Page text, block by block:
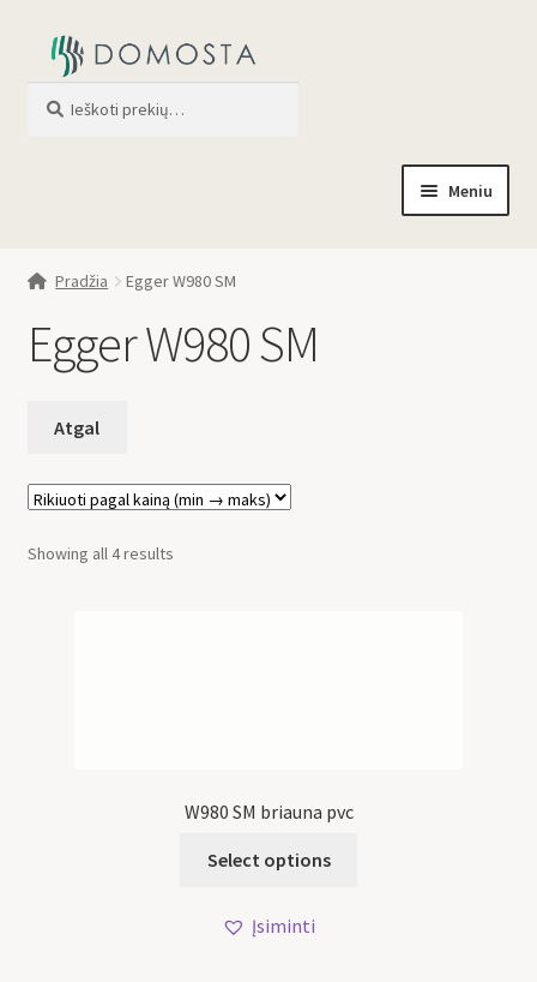
Meniu
Apie mus
Profilis
Pradžia Egger W980 SM
Egger W980 SM
Showing all 4 results
W980 SM briauna pvc
Select options
Įsiminti